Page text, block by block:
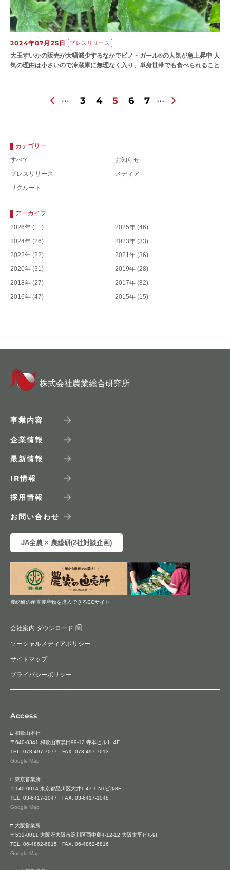
2024年07月25日 プレスリリース
大玉すいかの販売が大幅減少するなかでピノ・ガール®の人気が急上昇中 人
気の理由は小さいので冷蔵庫に無理なく入り、単身世帯でも食べられること
3 4 5 6 7
カテゴリー
すべて
お知らせ
プレスリリース
メディア
リクルート
アーカイブ
2026年 (11) 2025年 (46)
2024年 (26) 2023年 (33)
2022年 (22) 2021年 (36)
2020年 (31) 2019年 (28)
2018年 (27) 2017年 (82)
2016年 (47) 2015年 (15)
株式会社農業総合研究所
事業内容
企業情報
最新情報
IR情報
採用情報
お問い合わせ
JA全農 × 農総研(2社対談企画)
農総研の産直農産物を購入できるECサイト
会社案内 ダウンロード
ソーシャルメディアポリシー
サイトマップ
プライバシーポリシー
Access
□ 和歌山本社
〒640-8341 和歌山市黒田99-12 寺本ビルⅡ 4F
TEL. 073-497-7077 FAX. 073-497-7013
Google Map
□ 東京営業所
〒140-0014 東京都品川区大井1-47-1 NTビル8F
TEL. 03-6417-1047 FAX. 03-6417-1048
Google Map
□ 大阪営業所
〒532-0011 大阪府大阪市淀川区西中島4-12-12 大阪太平ビル9F
TEL. 06-4862-6815 FAX. 06-4862-6816
Google Map